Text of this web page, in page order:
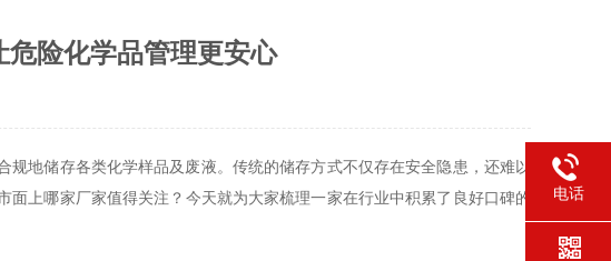
险化学品管理更安心
储存各类化学样品及废液。传统的储存方式不仅存在安全隐患，还难以
面上哪家厂家值得关注？今天就为大家梳理一家在行业中积累了良好口碑的
电话